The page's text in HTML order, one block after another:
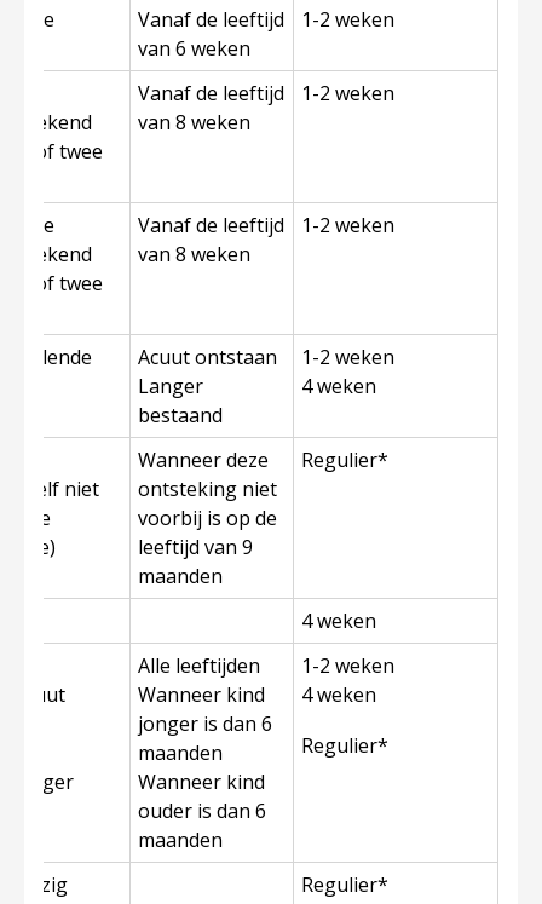
Vanaf de leeftijd
van 6 weken
1-2 weken
zoekend
of twee
Vanaf de leeftijd
van 8 weken
1-2 weken
zoekend
of twee
Vanaf de leeftijd
van 8 weken
1-2 weken
Acuut ontstaan
Langer
bestaand
1-2 weken
4 weken
zelf niet
Wanneer deze
ontsteking niet
voorbij is op de
leeftijd van 9
maanden
Regulier*
4 weken
acuut
langer
Alle leeftijden
Wanneer kind
jonger is dan 6
maanden
Wanneer kind
ouder is dan 6
maanden
1-2 weken
4 weken
Regulier*
Regulier*